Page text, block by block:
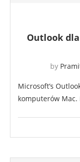
Outlook
by
Microsoft’s
komputerów